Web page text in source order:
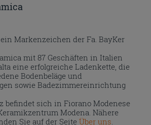
Markenzeichen der Fa. BayKer
mit 87 Geschäften in Italien
eine erfolgreiche Ladenkette, die
Bodenbeläge und
sowie Badezimmereinrichtung
befindet sich in Fiorano Modenese
Modena. Nähere
Sie auf der Seite Über uns.